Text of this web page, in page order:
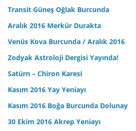
Transit Güneş Oğlak Burcunda
Aralık 2016 Merkür Durakta
Venüs Kova Burcunda / Aralık 2016
Zodyak Astroloji Dergisi Yayında!
Satürn – Chiron Karesi
Kasım 2016 Yay Yeniayı
Kasım 2016 Boğa Burcunda Dolunay
30 Ekim 2016 Akrep Yeniayı